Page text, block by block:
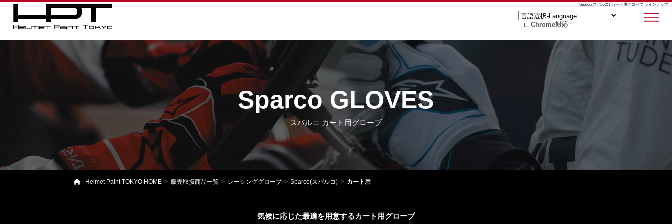
Sparco(スパルコ) カート用グローブ ラインナップ
Chrome対応
Sparco GLOVES
スパルコ カート用グローブ
Helmet Paint TOKYO HOME 販売取扱商品一覧 レーシンググローブ Sparco(スパルコ) カート用
気候に応じた最適を用意するカート用グローブ